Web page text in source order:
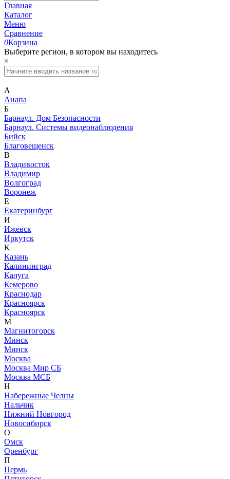
Главная
Каталог
Меню
Сравнение
0Корзина
Выберите регион, в котором вы находитесь
×
А
Анапа
Б
Барнаул. Дом Безопасности
Барнаул. Системы видеонаблюдения
Бийск
Благовещенск
В
Владивосток
Владимир
Волгоград
Воронеж
Е
Екатеринбург
И
Ижевск
Иркутск
К
Казань
Калининград
Калуга
Кемерово
Краснодар
Красноярск
Красноярск
М
Магнитогорск
Минск
Минск
Москва
Москва Мир СБ
Москва МСБ
Н
Набережные Челны
Нальчик
Нижний Новгород
Новосибирск
О
Омск
Оренбург
П
Пермь